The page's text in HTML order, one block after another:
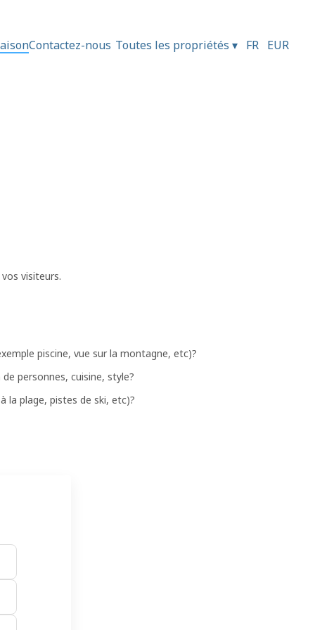
Contactez-nous Toutes les propriétés ▾ FR EUR
visiteurs.
piscine, vue sur la montagne, etc)?
personnes, cuisine, style?
la plage, pistes de ski, etc)?